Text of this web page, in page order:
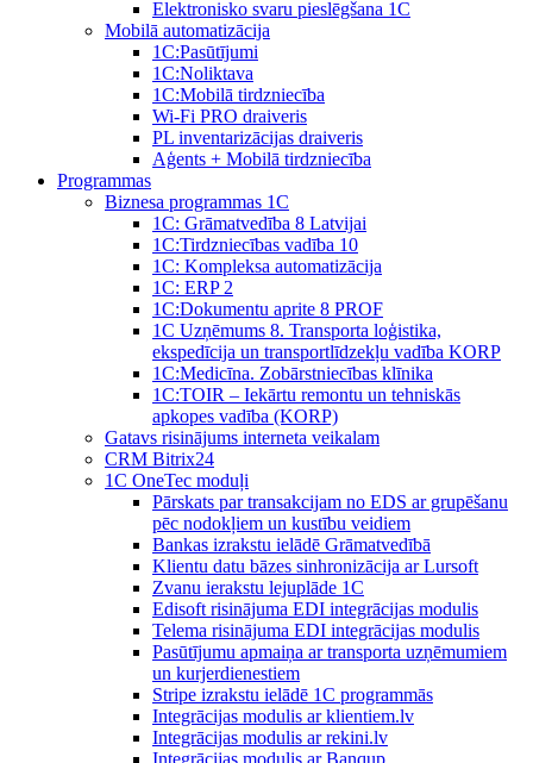
Elektronisko svaru pieslēgšana 1C
Mobilā automatizācija
1С:Pasūtījumi
1С:Noliktava
1С:Mobilā tirdzniecība
Wi-Fi PRO draiveris
PL inventarizācijas draiveris
Aģents + Mobilā tirdzniecība
Programmas
Biznesa programmas 1C
1C: Grāmatvedība 8 Latvijai
1C:Tirdzniecības vadība 10
1С: Kompleksa automatizācija
1C: ERP 2
1С:Dokumentu aprite 8 PROF
1C Uzņēmums 8. Transporta loģistika,
ekspedīcija un transportlīdzekļu vadība KORP
1C:Medicīna. Zobārstniecības klīnika
1C:TOIR – Iekārtu remontu un tehniskās
apkopes vadība (KORP)
Gatavs risinājums interneta veikalam
CRM Bitrix24
1С OneTec moduļi
Pārskats par transakcijam no EDS ar grupēšanu
pēc nodokļiem un kustību veidiem
Bankas izrakstu ielādē Grāmatvedībā
Klientu datu bāzes sinhronizācija ar Lursoft
Zvanu ierakstu lejuplāde 1C
Edisoft risinājuma EDI integrācijas modulis
Telema risinājuma EDI integrācijas modulis
Pasūtījumu apmaiņa ar transporta uzņēmumiem
un kurjerdienestiem
Stripe izrakstu ielādē 1C programmās
Integrācijas modulis ar klientiem.lv
Integrācijas modulis ar rekini.lv
Integrācijas modulis ar Banqup